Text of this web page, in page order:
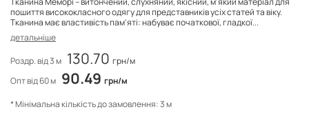
пошиття висококласного одягу для представників усіх статей та віку.
Тканина має властивість пам'яті: набуває початкової, гладкої...
детальніше
Роздр. від 3 м 130.70 грн/м
Опт від 60 м 90.49 грн/м
* Мінімальна кількість до замовлення: 3 м